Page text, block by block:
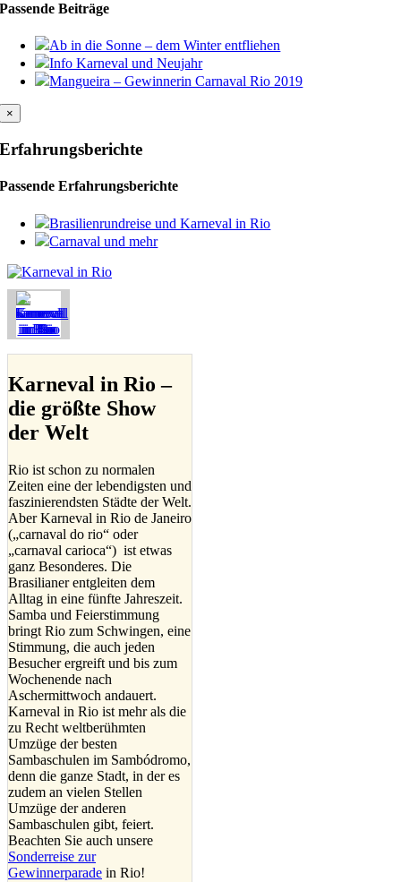
Passende Beiträge
Ab in die Sonne – dem Winter entfliehen
Info Karneval und Neujahr
Mangueira – Gewinnerin Carnaval Rio 2019
×
Erfahrungsberichte
Passende Erfahrungsberichte
Brasilienrundreise und Karneval in Rio
Carnaval und mehr
Karneval in Rio –
die größte Show
der Welt
Rio ist schon zu normalen
Zeiten eine der lebendigsten und
faszinierendsten Städte der Welt.
Aber Karneval in Rio de Janeiro
(„carnaval do rio“ oder
„carnaval carioca“) ist etwas
ganz Besonderes. Die
Brasilianer entgleiten dem
Alltag in eine fünfte Jahreszeit.
Samba und Feierstimmung
bringt Rio zum Schwingen, eine
Stimmung, die auch jeden
Besucher ergreift und bis zum
Wochenende nach
Aschermittwoch andauert.
Karneval in Rio ist mehr als die
zu Recht weltberühmten
Umzüge der besten
Sambaschulen im Sambódromo,
denn die ganze Stadt, in der es
zudem an vielen Stellen
Umzüge der anderen
Sambaschulen gibt, feiert.
Beachten Sie auch unsere
Sonderreise zur
Gewinnerparade in Rio!